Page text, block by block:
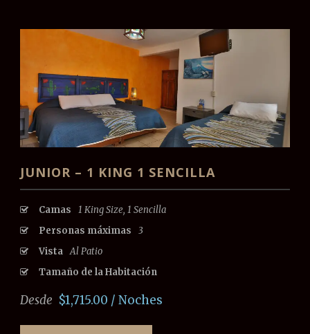
JUNIOR – 1 KING 1 SENCILLA
Camas
1 King Size, 1 Sencilla
Personas máximas
3
Vista Al Patio
Tamaño de la Habitación
Desde $1,715.00 / Noches